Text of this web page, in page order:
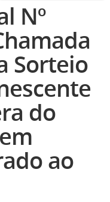
Nº
Sorteio
do
ao